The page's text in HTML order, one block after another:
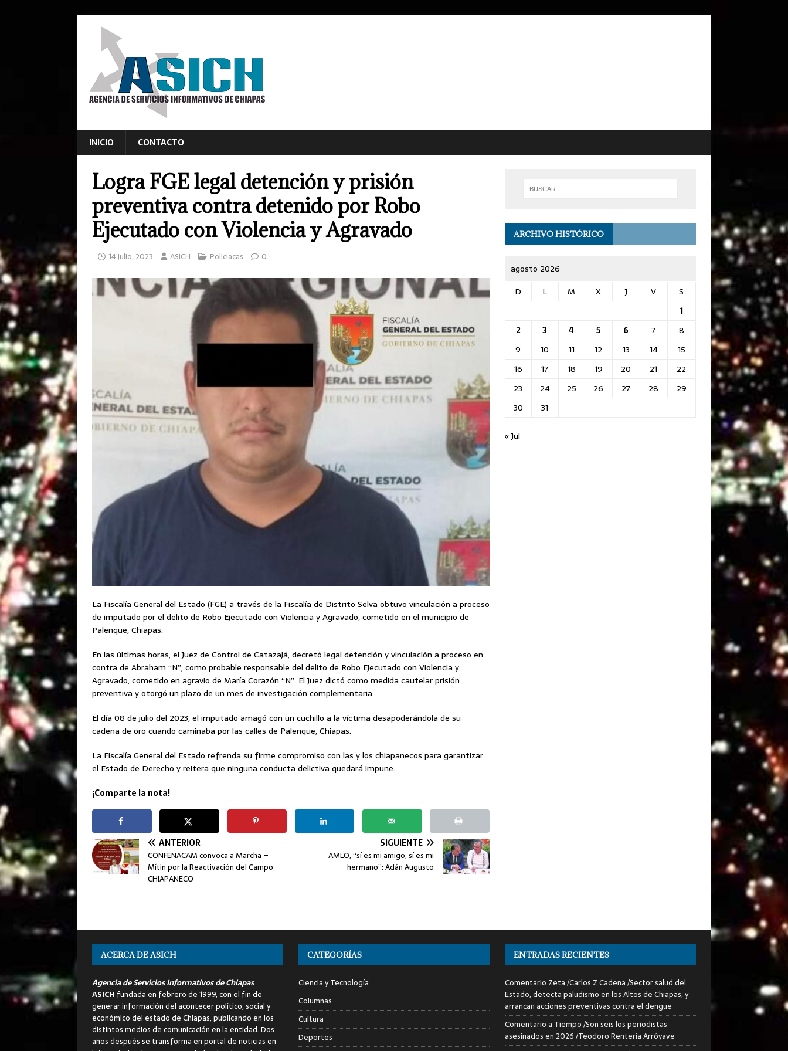
INICIO CONTACTO
Logra FGE legal detención y prisión
preventiva contra detenido por Robo
Ejecutado con Violencia y Agravado
14 julio, 2023 ASICH Policiacas 0
La Fiscalía General del Estado (FGE) a través de la Fiscalía de Distrito Selva obtuvo vinculación a proceso
de imputado por el delito de Robo Ejecutado con Violencia y Agravado, cometido en el municipio de
Palenque, Chiapas.
En las últimas horas, el Juez de Control de Catazajá, decretó legal detención y vinculación a proceso en
contra de Abraham “N”, como probable responsable del delito de Robo Ejecutado con Violencia y
Agravado, cometido en agravio de María Corazón “N”. El Juez dictó como medida cautelar prisión
preventiva y otorgó un plazo de un mes de investigación complementaria.
El día 08 de julio del 2023, el imputado amagó con un cuchillo a la víctima desapoderándola de su
cadena de oro cuando caminaba por las calles de Palenque, Chiapas.
La Fiscalía General del Estado refrenda su firme compromiso con las y los chiapanecos para garantizar
el Estado de Derecho y reitera que ninguna conducta delictiva quedará impune.
¡Comparte la nota!
ANTERIOR
CONFENACAM convoca a Marcha –
Mítin por la Reactivación del Campo
CHIAPANECO
SIGUIENTE
AMLO, “sí es mi amigo, sí es mi
hermano”: Adán Augusto
ARCHIVO HISTÓRICO
agosto 2026
D
L M X J V
S
1
2
3 4 5 6 7
8
9
10 11 12 13 14
15
16
17 18 19 20 21
22
23
24 25 26 27 28
29
30
31
« Jul
ACERCA DE ASICH
Agencia de Servicios Informativos de Chiapas
ASICH fundada en febrero de 1999, con el fin de
generar información del acontecer político, social y
económico del estado de Chiapas, publicando en los
distintos medios de comunicación en la entidad. Dos
años después se transforma en portal de noticias en
CATEGORÍAS
Ciencia y Tecnología
Columnas
Cultura
Deportes
ENTRADAS RECIENTES
Comentario Zeta /Carlos Z Cadena /Sector salud del
Estado, detecta paludismo en los Altos de Chiapas, y
arrancan acciones preventivas contra el dengue
Comentario a Tiempo /Son seis los periodistas
asesinados en 2026 /Teodoro Rentería Arróyave